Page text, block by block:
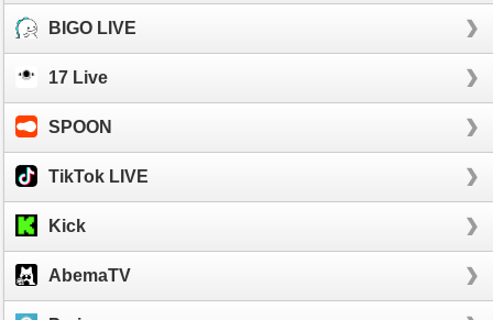
BIGO LIVE
17 Live
SPOON
TikTok LIVE
Kick
AbemaTV